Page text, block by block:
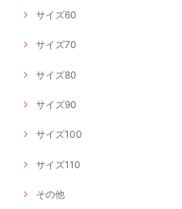
サイズ60
サイズ70
サイズ80
サイズ90
サイズ100
サイズ110
その他